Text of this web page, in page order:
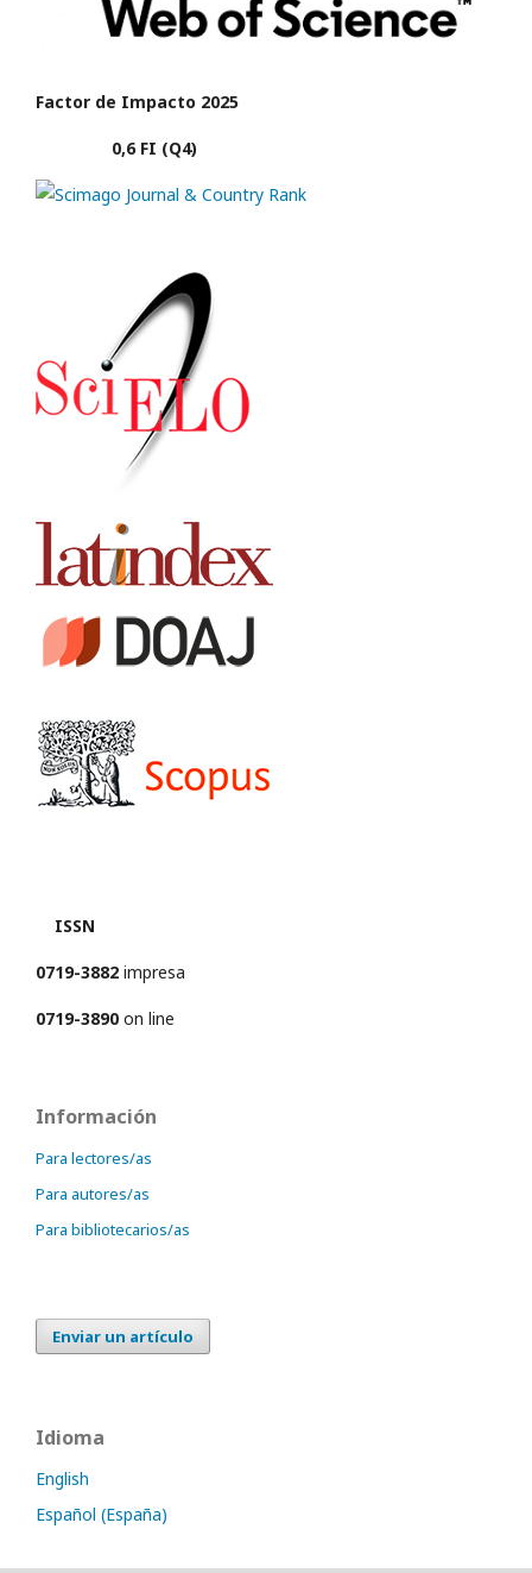
Factor de Impacto 2025
0,6 FI (Q4)
ISSN
0719-3882 impresa
0719-3890 on line
Información
Para lectores/as
Para autores/as
Para bibliotecarios/as
Enviar un artículo
Idioma
English
Español (España)